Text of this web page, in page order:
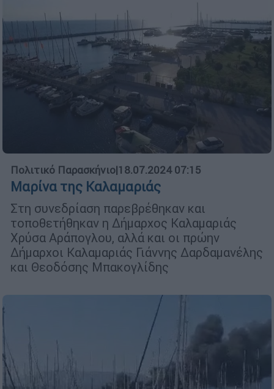
Πολιτικό Παρασκήνιο|18.07.2024 07:15
Μαρίνα της Καλαμαριάς
Στη συνεδρίαση παρεβρέθηκαν και
τοποθετήθηκαν η Δήμαρχος Καλαμαριάς
Χρύσα Αράπογλου, αλλά και οι πρώην
Δήμαρχοι Καλαμαριάς Γιάννης Δαρδαμανέλης
και Θεοδόσης Μπακογλίδης